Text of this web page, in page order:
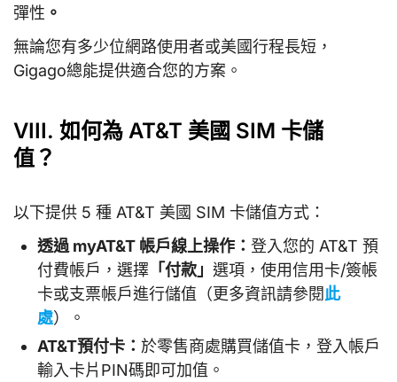
彈性 。
無論您有多少位網路使用者或美國行程長短，
Gigago總能提供適合您的方案。
VIII. 如何為 AT&T 美國 SIM 卡儲
值？
以下提供 5 種 AT&T 美國 SIM 卡儲值方式：
透過 myAT&T 帳戶線上操作： 登入您的 AT&T 預
付費帳戶，選擇 「付款」 選項，使用信用卡/簽帳
卡或支票帳戶進行儲值（更多資訊請參閱此
處）。
AT&T預付卡： 於零售商處購買儲值卡，登入帳戶
輸入卡片PIN碼即可加值。